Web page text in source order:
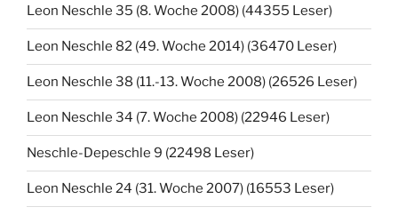
Leon Neschle 35 (8. Woche 2008) (44355 Leser)
Leon Neschle 82 (49. Woche 2014) (36470 Leser)
Leon Neschle 38 (11.-13. Woche 2008) (26526 Leser)
Leon Neschle 34 (7. Woche 2008) (22946 Leser)
Neschle-Depeschle 9 (22498 Leser)
Leon Neschle 24 (31. Woche 2007) (16553 Leser)